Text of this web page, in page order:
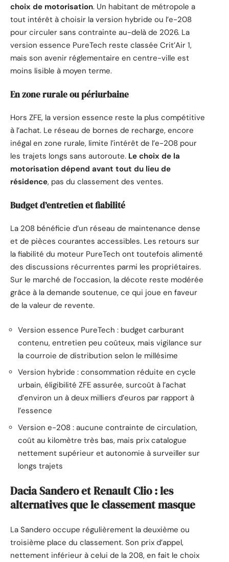
choix de motorisation. Un habitant de métropole a
tout intérêt à choisir la version hybride ou l’e-208
pour circuler sans contrainte au-delà de 2026. La
version essence PureTech reste classée Crit’Air 1,
mais son avenir réglementaire en centre-ville est
moins lisible à moyen terme.
En zone rurale ou périurbaine
Hors ZFE, la version essence reste la plus compétitive
à l’achat. Le réseau de bornes de recharge, encore
inégal en zone rurale, limite l’intérêt de l’e-208 pour
les trajets longs sans autoroute. Le choix de la
motorisation dépend avant tout du lieu de
résidence, pas du classement des ventes.
Budget d’entretien et fiabilité
La 208 bénéficie d’un réseau de maintenance dense
et de pièces courantes accessibles. Les retours sur
la fiabilité du moteur PureTech ont toutefois alimenté
des discussions récurrentes parmi les propriétaires.
Sur le marché de l’occasion, la décote reste modérée
grâce à la demande soutenue, ce qui joue en faveur
de la valeur de revente.
Version essence PureTech : budget carburant
contenu, entretien peu coûteux, mais vigilance sur
la courroie de distribution selon le millésime
Version hybride : consommation réduite en cycle
urbain, éligibilité ZFE assurée, surcoût à l’achat
d’environ un à deux milliers d’euros par rapport à
l’essence
Version e-208 : aucune contrainte de circulation,
coût au kilomètre très bas, mais prix catalogue
nettement supérieur et autonomie à surveiller sur
longs trajets
Dacia Sandero et Renault Clio : les
alternatives que le classement masque
La Sandero occupe régulièrement la deuxième ou
troisième place du classement. Son prix d’appel,
nettement inférieur à celui de la 208, en fait le choix